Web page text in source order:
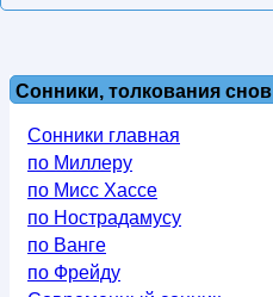
Сонники, толкования снов
Сонники главная
по Миллеру
по Мисс Хассе
по Нострадамусу
по Ванге
по Фрейду